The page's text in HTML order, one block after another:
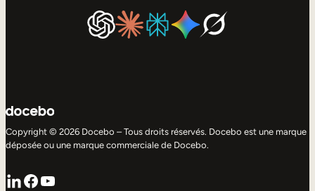
Copyright © 2026 Docebo – Tous droits réservés. Docebo est une marque
déposée ou une marque commerciale de Docebo.
LinkedIn
Facebook
YouTube